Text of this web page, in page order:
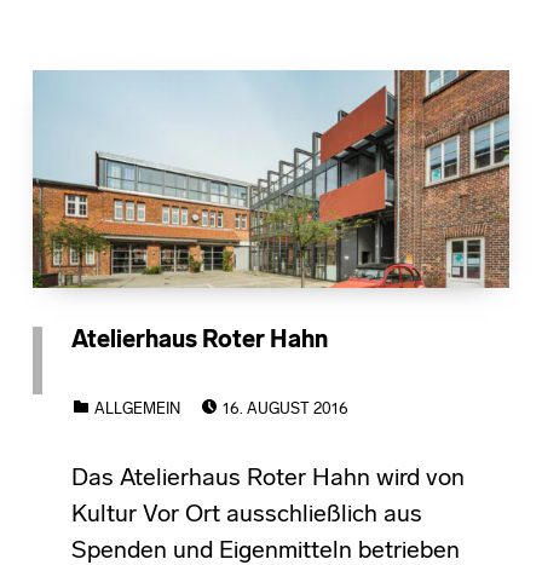
Atelierhaus Roter Hahn
ALLGEMEIN
16. AUGUST 2016
Das Atelierhaus Roter Hahn wird von
Kultur Vor Ort ausschließlich aus
Spenden und Eigenmitteln betrieben